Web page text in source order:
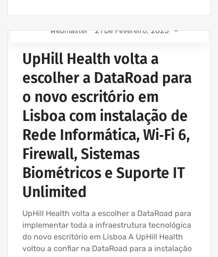
PARA EMPRESAS
EMPRESA ASSISTÊNCIA INFORMÁTICA | SERVIÇOS
INFORMÁTICA
IT UNLIMITED - SERVIÇOS INFORMÁTICA
MANUTENÇÃO INFORMÁTICA EMPRESAS
Webmaster 21 De Fevereiro, 2025
UpHill Health volta a
escolher a DataRoad para
o novo escritório em
Lisboa com instalação de
Rede Informática, Wi‑Fi 6,
Firewall, Sistemas
Biométricos e Suporte IT
Unlimited
UpHill Health volta a escolher a DataRoad para
implementar toda a infraestrutura tecnológica
do novo escritório em Lisboa A UpHill Health
voltou a confiar na DataRoad para a instalação